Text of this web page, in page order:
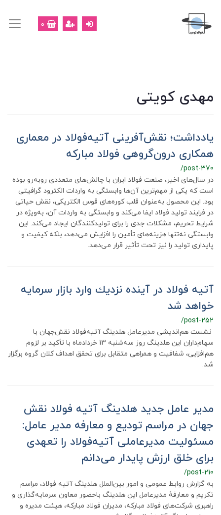
0
مهدی کویتی
یادداشت؛ نقش‌آفرینی آتیه‌فولاد در معماری
همکاری درون‌گروهی فولاد مبارکه
/post-370
در سال‌های اخیر، صنعت فولاد ایران با چالش‌های متعددی روبه‌رو بوده
است که یکی از مهم‌ترین آن‌ها وابستگی به واردات الکترود گرافیتی
بود. این محصول به‌عنوان قلب کوره‌های قوس الکتریکی، نقش حیاتی
در فرایند تولید فولاد ایفا می‌کند و وابستگی به واردات آن، به‌ویژه در
شرایط تحریم، مشکلات جدی را برای تولیدکنندگان ایجاد می‌کند. این
وابستگی نه‌تنها هزینه‌های تأمین را افزایش می‌دهد، بلکه کیفیت و
پایداری تولید را نیز تحت تأثیر قرار می‌دهد.
آتیه فولاد در آینده نزدیك وارد بازار سرمایه
خواهد شد
/post-252
نشست هم‌اندیشی مدیرعامل هلدینگ آتیه‌فولاد نقش‌جهان با
سهام‌داران این هلدینگ روز سه‌شنبه 13 خردادماه با تأکید بر لزوم
هم‌افزایی، شفافیت و همراهی متقابل برای تحقق اهداف کلان گروه برگزار
شد.
مدیر عامل جدید هلدینگ آتیه فولاد نقش
جهان در مراسم تودیع و معارفه مدیر عامل:
مسئولیت مدیرعاملی آتیه‌فولاد را تعهدی
برای خلق ارزش پایدار می‌دانم
/post-210
به گزارش روابط عمومی و امور بین‌الملل هلدینگ آتیه فولاد، مراسم
تکریم و معارفهٔ مدیرعامل این هلدینگ باحضور معاون سرمایه‌گذاری و
راهبری شرکت‌های فولاد مبارکه، مدیران فولاد مبارکه، هیئت مدیره و